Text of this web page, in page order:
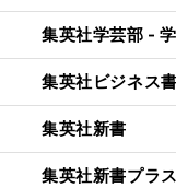
集英社学芸部 -
集英社ビジネス書
集英社新書
集英社新書プラ